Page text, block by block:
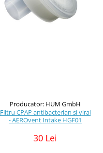
Producator: HUM GmbH
Filtru CPAP antibacterian si viral
- AEROvent Intake HGF01
30 Lei